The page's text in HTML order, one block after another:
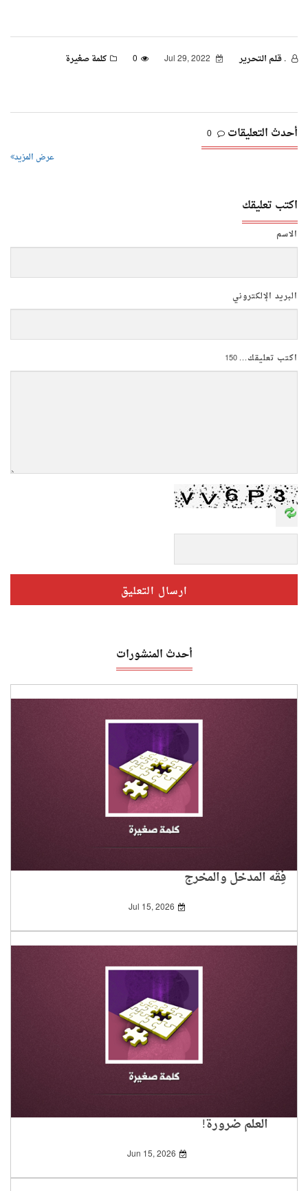
. قـلـم الـتحـرير 0 كلمة صغيرة
أحدث التعليقات 0
عرض المزيد
اكتب تعليقك
الاسم
البريد الإلكتروني
اكتب تعليقك...150
أحدث المنشورات
فِقْه المدخل والمخرج
Jul 15, 2026
العلم ضرورة!
Jun 15, 2026